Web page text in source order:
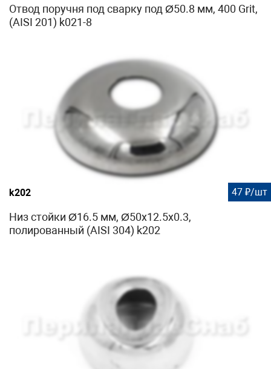
Отвод поручня под сварку под Ø50.8 мм, 400 Grit,
(AISI 201) k021-8
k202 47 ₽/шт
Низ стойки Ø16.5 мм, Ø50х12.5х0.3,
полированный (AISI 304) k202